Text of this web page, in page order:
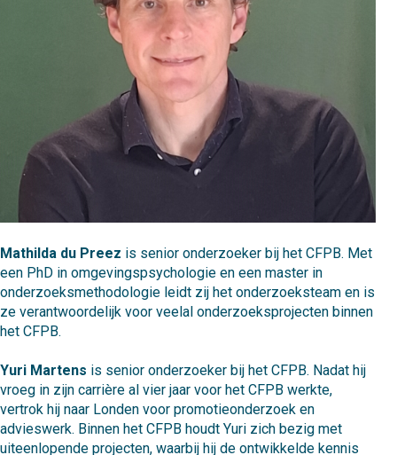
Mathilda du Preez is senior onderzoeker bij het CFPB. Met
een PhD in omgevingspsychologie en een master in
onderzoeksmethodologie leidt zij het onderzoeksteam en is
ze verantwoordelijk voor veelal onderzoeksprojecten binnen
het CFPB.
Yuri Martens is senior onderzoeker bij het CFPB. Nadat hij
vroeg in zijn carrière al vier jaar voor het CFPB werkte,
vertrok hij naar Londen voor promotieonderzoek en
advieswerk. Binnen het CFPB houdt Yuri zich bezig met
uiteenlopende projecten, waarbij hij de ontwikkelde kennis